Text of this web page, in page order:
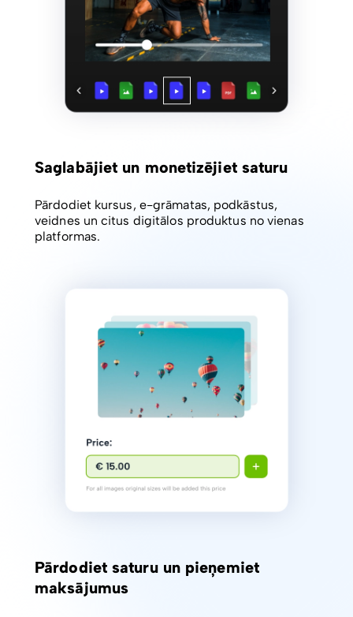
Saglabājiet un monetizējiet saturu
Pārdodiet kursus, e-grāmatas, podkāstus,
veidnes un citus digitālos produktus no vienas
platformas.
Pārdodiet saturu un pieņemiet
maksājumus